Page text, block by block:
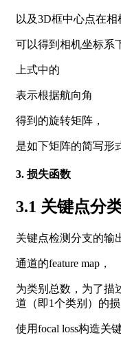
以及3D框中心点在
可以得到相机坐标系
上式中的
表示根据航向角
得到的旋转矩阵，
是如下矩阵的简写形
3. 损失函数
3.1 关键点分
关键点检测分支的输
通道的feature map，
为类别总数，为了描
道（即1个类别）的损
使用focal loss构造关